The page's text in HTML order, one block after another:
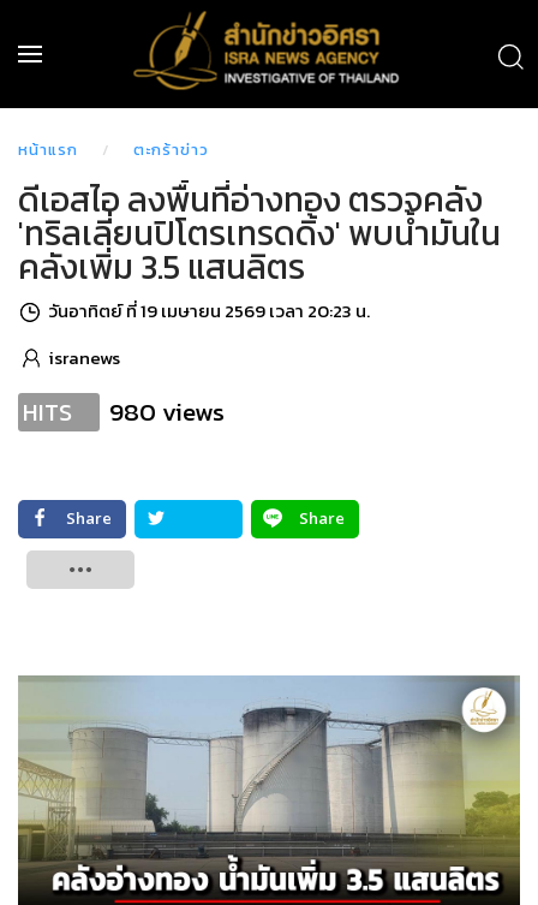
หน้าแรก ตะกร้าข่าว
ดีเอสไอ ลงพื้นที่อ่างทอง ตรวจคลัง
'ทริลเลี่ยนปิโตรเทรดดิ้ง' พบน้ำมันใน
คลังเพิ่ม 3.5 แสนลิตร
วันอาทิตย์ ที่ 19 เมษายน 2569 เวลา 20:23 น.
isranews
HITS 980 views
Share
Share